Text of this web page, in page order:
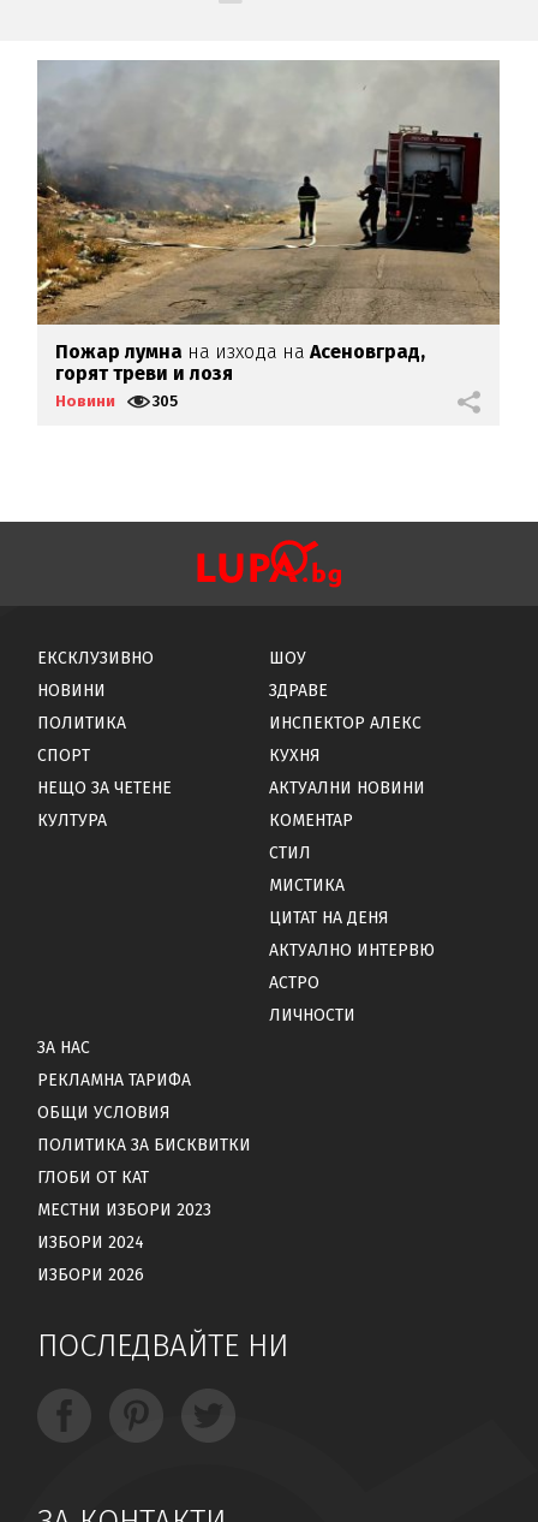
Пожар лумна на изхода наАсеновград,
горят треви и лозя
Новини 305
ЕКСКЛУЗИВНО
НОВИНИ
ПОЛИТИКА
СПОРТ
НЕЩО ЗА ЧЕТЕНЕ
КУЛТУРА
ШОУ
ЗДРАВЕ
ИНСПЕКТОР АЛЕКС
КУХНЯ
АКТУАЛНИ НОВИНИ
КОМЕНТАР
СТИЛ
МИСТИКА
ЦИТАТ НА ДЕНЯ
АКТУАЛНО ИНТЕРВЮ
АСТРО
ЛИЧНОСТИ
ЗА НАС
РЕКЛАМНА ТАРИФА
ОБЩИ УСЛОВИЯ
ПОЛИТИКА ЗА БИСКВИТКИ
ГЛОБИ ОТ КАТ
МЕСТНИ ИЗБОРИ 2023
ИЗБОРИ 2024
ИЗБОРИ 2026
ПОСЛЕДВАЙТЕ НИ